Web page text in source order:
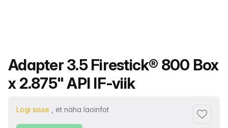
Toote nimi
Adapter 3.5 Firestick® 800 Box
x 2.875" API IF-viik
Logi sisse , et näha laoinfot
Lisa